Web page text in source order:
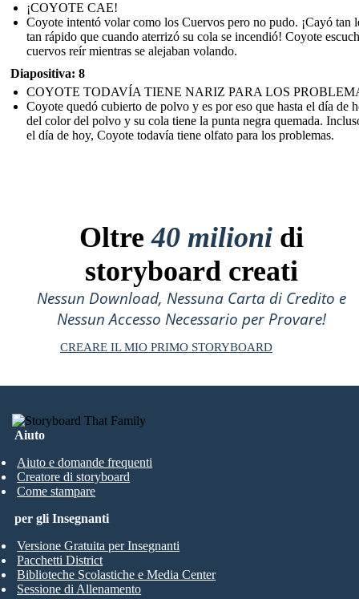
¡COYOTE CAE!
Coyote intentó volar como los Cuervos pero no pudo. ¡Cayó tan
tan rápido que cuando aterrizó su cola se incendió! Coyote
cuervos reír mientras se alejaban volando.
Diapositiva: 8
COYOTE TODAVÍA TIENE NARIZ PARA LOS
Coyote quedó cubierto de polvo y es por eso que hasta el día de
del color del polvo y su cola tiene la punta negra quemada.
el día de hoy, Coyote todavía tiene olfato para los problemas.
Oltre40 milioni di
storyboard creati
Nessun Download, Nessuna Carta di Credito e
Nessun Accesso Necessario per Provare!
CREARE IL MIO PRIMO STORYBOARD
Aiuto
Aiuto e domande frequenti
Creatore di storyboard
Come stampare
per gli Insegnanti
Versione Gratuita per Insegnanti
Pacchetti District
Biblioteche Scolastiche e Media Center
Sessione di Allenamento